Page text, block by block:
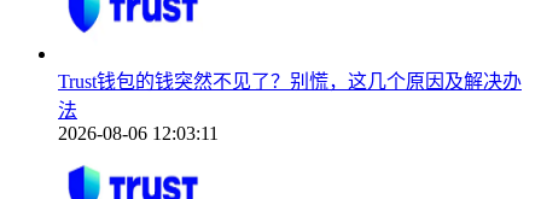
Trust钱包的钱突然不见了？别慌，这几个原因及解决办
法
2026-08-06 12:03:11